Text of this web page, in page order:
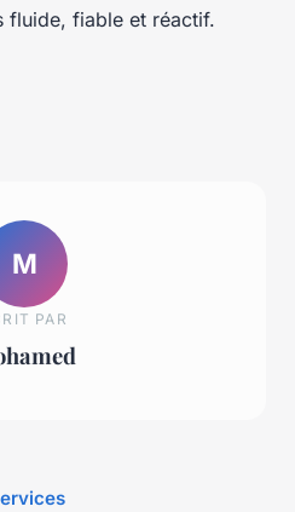
fluide, fiable et réactif.
M
PAR